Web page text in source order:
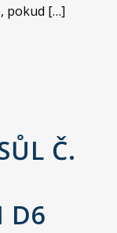
pokud […]
Č.
D6